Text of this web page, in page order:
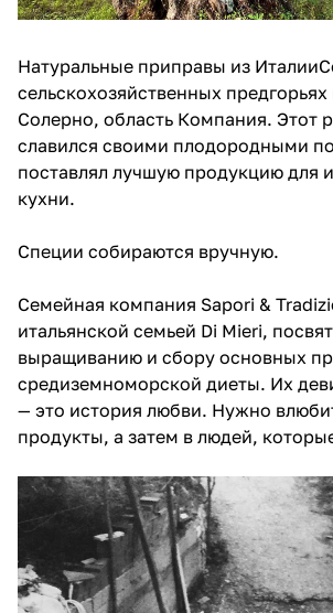
Натуральные приправы из
сельскохозяйственных
Солерно, область Компания. Этот
славился своими плодородными
поставлял лучшую продукцию для
кухни.
Специи собираются вручную.
Семейная компания Sapori &
итальянской семьей Di Mieri,
выращиванию и сбору основных
средиземноморской диеты. Их
— это история любви. Нужно
продукты, а затем в людей,